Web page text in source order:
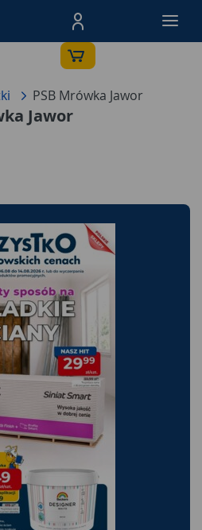
Menu Produktów,
PSB Mrówka Jawor
Jawor